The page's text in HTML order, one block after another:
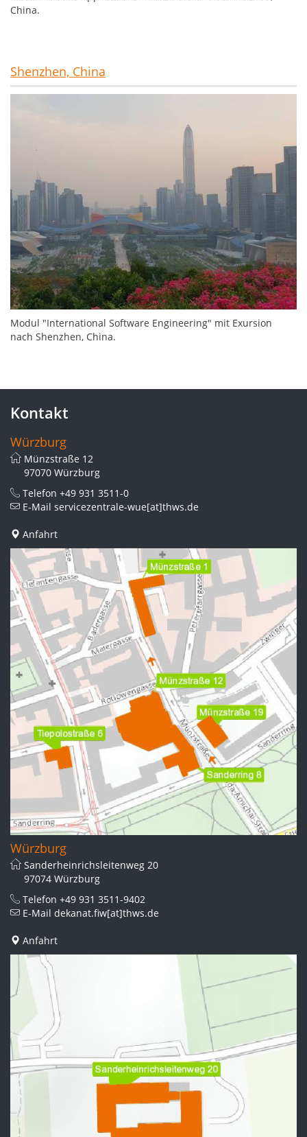
China.
Shenzhen, China
Modul "International Software Engineering" mit Exursion
nach Shenzhen, China.
Kontakt
Würzburg
Münzstraße 12
97070 Würzburg
Telefon +49 931 3511-0
E-Mail servicezentrale-wue[at]thws.de
Anfahrt
Würzburg
Sanderheinrichsleitenweg 20
97074 Würzburg
Telefon +49 931 3511-9402
E-Mail dekanat.fiw[at]thws.de
Anfahrt